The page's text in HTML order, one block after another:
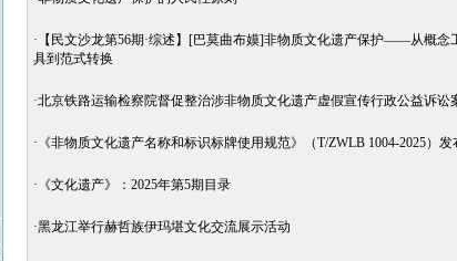
· 【民文沙龙第56期·综述】[巴莫曲布嫫]非物质文化遗产保护——从概念
具到范式转换
·北京铁路运输检察院督促整治涉非物质文化遗产虚假宣传行政公益诉讼
· 《非物质文化遗产名称和标识标牌使用规范》（T/ZWLB 1004-2025）发
· 《文化遗产》：2025年第5期目录
·黑龙江举行赫哲族伊玛堪文化交流展示活动